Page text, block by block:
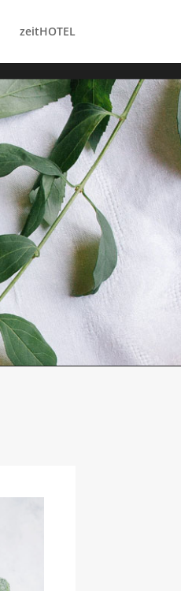
zeitHOTEL